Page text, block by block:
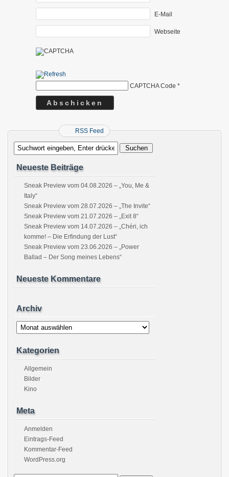
E-Mail
Webseite
CAPTCHA Code *
RSS Feed
Neueste Beiträge
Sneak Preview vom 04.08.2026 – „You, Me &
Italy“
Sneak Preview vom 28.07.2026 – „The Invite“
Sneak Preview vom 21.07.2026 – „Exit 8“
Sneak Preview vom 14.07.2026 – „Chéri, ich
komme! – Die Erfindung der Lust“
Sneak Preview vom 23.06.2026 – „Power
Ballad – Der Song meines Lebens“
Neueste Kommentare
Archiv
Archiv
Kategorien
Allgemein
Bilder
Kino
Meta
Anmelden
Eintrags-Feed
Kommentar-Feed
WordPress.org